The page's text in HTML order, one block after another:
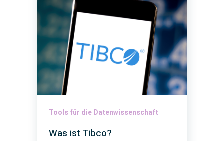
Tools für die Datenwissenschaft
Was ist Tibco?